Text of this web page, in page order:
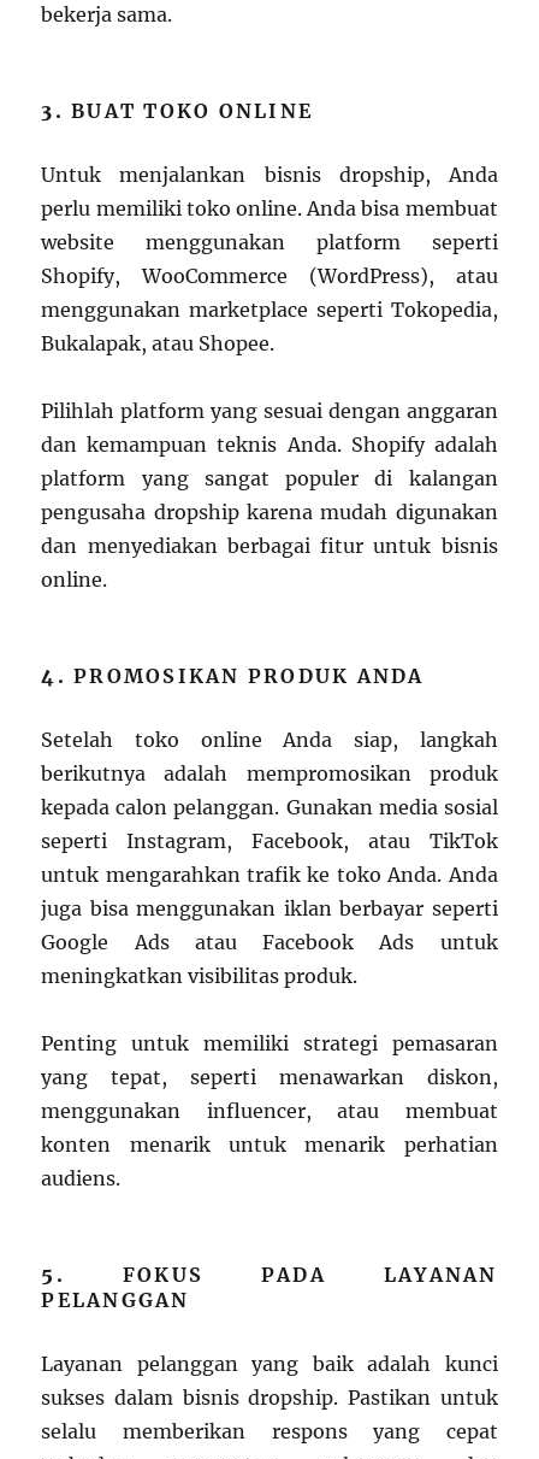
bekerja sama.
3.BUAT TOKO ONLINE
Untuk menjalankan bisnis dropship, Anda
perlu memiliki toko online. Anda bisa membuat
website menggunakan platform seperti
Shopify, WooCommerce (WordPress), atau
menggunakan marketplace seperti Tokopedia,
Bukalapak, atau Shopee.
Pilihlah platform yang sesuai dengan anggaran
dan kemampuan teknis Anda. Shopify adalah
platform yang sangat populer di kalangan
pengusaha dropship karena mudah digunakan
dan menyediakan berbagai fitur untuk bisnis
online.
4.PROMOSIKAN PRODUK ANDA
Setelah toko online Anda siap, langkah
berikutnya adalah mempromosikan produk
kepada calon pelanggan. Gunakan media sosial
seperti Instagram, Facebook, atau TikTok
untuk mengarahkan trafik ke toko Anda. Anda
juga bisa menggunakan iklan berbayar seperti
Google Ads atau Facebook Ads untuk
meningkatkan visibilitas produk.
Penting untuk memiliki strategi pemasaran
yang tepat, seperti menawarkan diskon,
menggunakan influencer, atau membuat
konten menarik untuk menarik perhatian
audiens.
5. FOKUS PADA LAYANAN
PELANGGAN
Layanan pelanggan yang baik adalah kunci
sukses dalam bisnis dropship. Pastikan untuk
selalu memberikan respons yang cepat